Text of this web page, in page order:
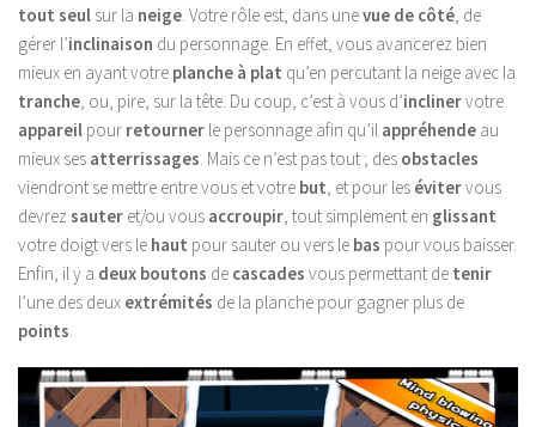
tout seul sur la neige. Votre rôle est, dans unevue de côté, de
gérer l’inclinaison du personnage. En effet, vous avancerez bien
mieux en ayant votre planche à plat qu’en percutant la neige avec la
tranche, ou, pire, sur la tête. Du coup, c’est à vous d’inclinervotre
appareil pour retourner le personnage afin qu’il appréhende au
mieux ses atterrissages. Mais ce n’est pas tout ; des obstacles
viendront se mettre entre vous et votre but, et pour les évitervous
devrez sauter et/ou vous accroupir, tout simplement en glissant
votre doigt vers le haut pour sauter ou vers le bas pour vous baisser.
Enfin, il y a deux boutons de cascades vous permettant de tenir
l’une des deux extrémités de la planche pour gagner plus de
points.